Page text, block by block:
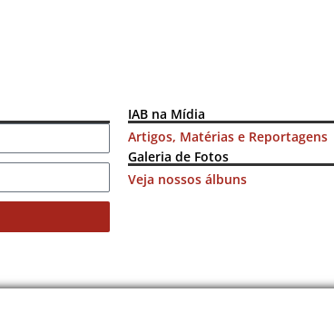
IAB na Mídia
Artigos, Matérias e Reportagens
Galeria de Fotos
Veja nossos álbuns